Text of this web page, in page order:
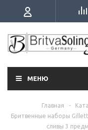
МЕНЮ
Главная -
Бритвенные наборы
сливы 3